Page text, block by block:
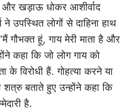
और खड़ाऊ धोकर आशीर्वाद
ने उपस्थित लोगों से दाहिना हाथ
गौभक्त हूं, गाय मेरी माता है और
कहा कि जो लोग गाय को
के विरोधी हैं. गोहत्या करने या
बताते हुए उन्होंने कहा कि
है.